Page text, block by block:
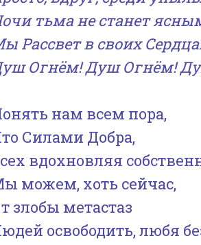
тьма не станет
Рассвет в своих
Огнём! Душ Огнём!
нам всем пора,
Силами Добра,
вдохновляя
можем, хоть сейчас,
злобы метастаз
освободить, любя